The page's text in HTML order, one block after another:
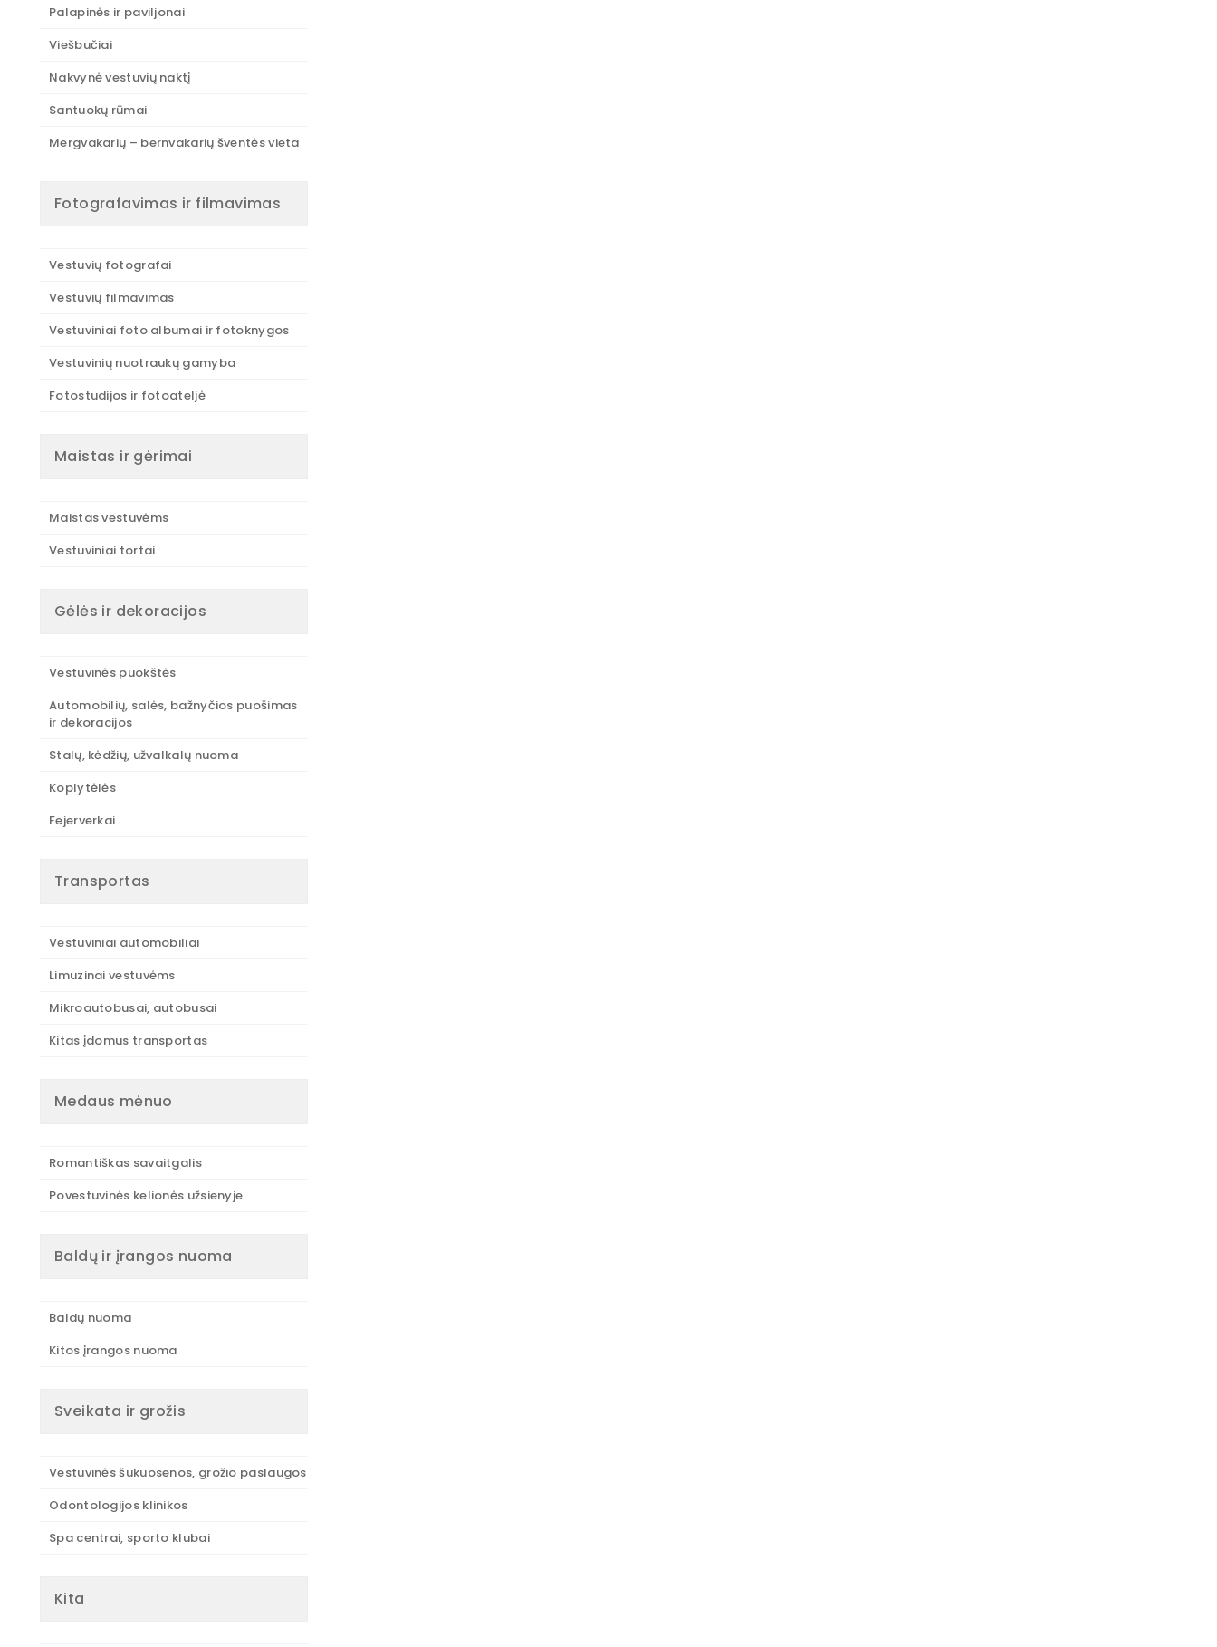
Palapinės ir paviljonai
Viešbučiai
Nakvynė vestuvių naktį
Santuokų rūmai
Mergvakarių – bernvakarių šventės vieta
Fotografavimas ir filmavimas
Vestuvių fotografai
Vestuvių filmavimas
Vestuviniai foto albumai ir fotoknygos
Vestuvinių nuotraukų gamyba
Fotostudijos ir fotoateljė
Maistas ir gėrimai
Maistas vestuvėms
Vestuviniai tortai
Gėlės ir dekoracijos
Vestuvinės puokštės
Automobilių, salės, bažnyčios puošimas
ir dekoracijos
Stalų, kėdžių, užvalkalų nuoma
Koplytėlės
Fejerverkai
Transportas
Vestuviniai automobiliai
Limuzinai vestuvėms
Mikroautobusai, autobusai
Kitas įdomus transportas
Medaus mėnuo
Romantiškas savaitgalis
Povestuvinės kelionės užsienyje
Baldų ir įrangos nuoma
Baldų nuoma
Kitos įrangos nuoma
Sveikata ir grožis
Vestuvinės šukuosenos, grožio paslaugos
Odontologijos klinikos
Spa centrai, sporto klubai
Kita